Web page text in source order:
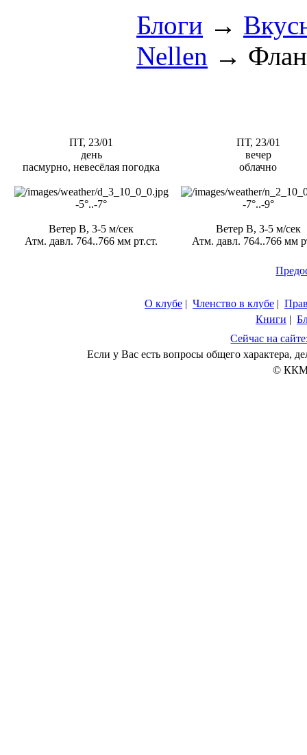
Блоги →
Nellen →
ПТ, 23/01
день
пасмурно, невесёлая погодка
-5°..-7°
Ветер В, 3-5 м/сек
Атм. давл. 764..766 мм рт.ст.
ПТ, 23/01
вечер
облачно
-7°..-9°
Ветер В, 3-5 м/сек
Атм. давл. 764..766 мм
О клубе | Членство в клубе |
Книги |
Сейчас на
Если у Вас есть вопросы общего характера,
© ККМ